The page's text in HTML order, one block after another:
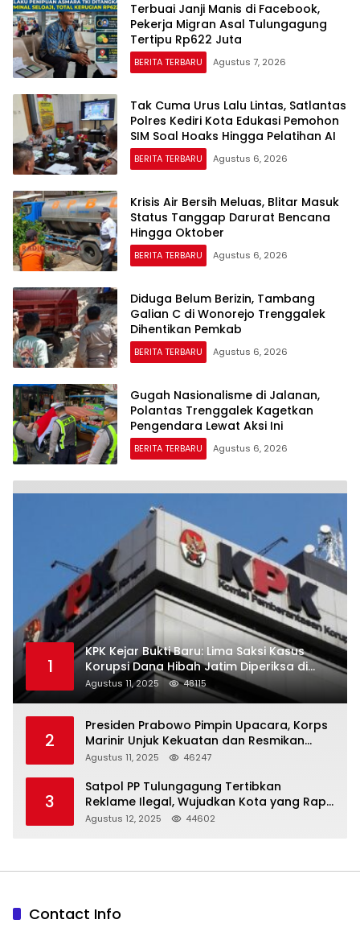
Terbuai Janji Manis di Facebook,
Pekerja Migran Asal Tulungagung
Tertipu Rp622 Juta
BERITA TERBARU Agustus 7, 2026
Tak Cuma Urus Lalu Lintas, Satlantas
Polres Kediri Kota Edukasi Pemohon
SIM Soal Hoaks Hingga Pelatihan AI
BERITA TERBARU Agustus 6, 2026
Krisis Air Bersih Meluas, Blitar Masuk
Status Tanggap Darurat Bencana
Hingga Oktober
BERITA TERBARU Agustus 6, 2026
Diduga Belum Berizin, Tambang
Galian C di Wonorejo Trenggalek
Dihentikan Pemkab
BERITA TERBARU Agustus 6, 2026
Gugah Nasionalisme di Jalanan,
Polantas Trenggalek Kagetkan
Pengendara Lewat Aksi Ini
BERITA TERBARU Agustus 6, 2026
1
KPK Kejar Bukti Baru: Lima Saksi Kasus
Korupsi Dana Hibah Jatim Diperiksa di
Trenggalek
Agustus 11, 2025 48115
2
Presiden Prabowo Pimpin Upacara, Korps
Marinir Unjuk Kekuatan dan Resmikan
Struktur Baru
Agustus 11, 2025 46247
3
Satpol PP Tulungagung Tertibkan
Reklame Ilegal, Wujudkan Kota yang Rapi
dan Indah
Agustus 12, 2025 44602
Contact Info